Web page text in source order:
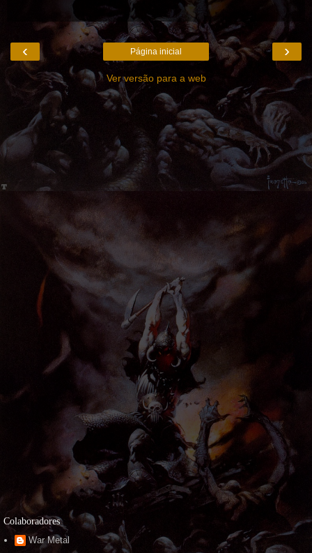
‹ ›
Página inicial
Ver versão para a web
Colaboradores
War Metal